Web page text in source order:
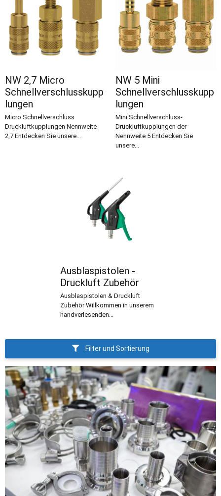
NW 2,7 Micro
Schnellverschlusskupp
lungen
Micro Schnellverschluss
Druckluftkupplungen Nennweite
2,7 Entdecken Sie unsere...
NW 5 Mini
Schnellverschlusskupp
lungen
Mini Schnellverschluss-
Druckluftkupplungen der
Nennweite 5 Entdecken Sie
unsere...
Ausblaspistolen -
Druckluft Zubehör
Ausblaspistolen & Druckluft
Zubehör Willkommen in unserem
handverlesenden...
Filter und Sortierung